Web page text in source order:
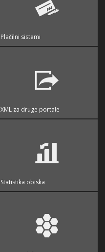
Plačilni sistemi
XML za druge portale
Statistika obiska